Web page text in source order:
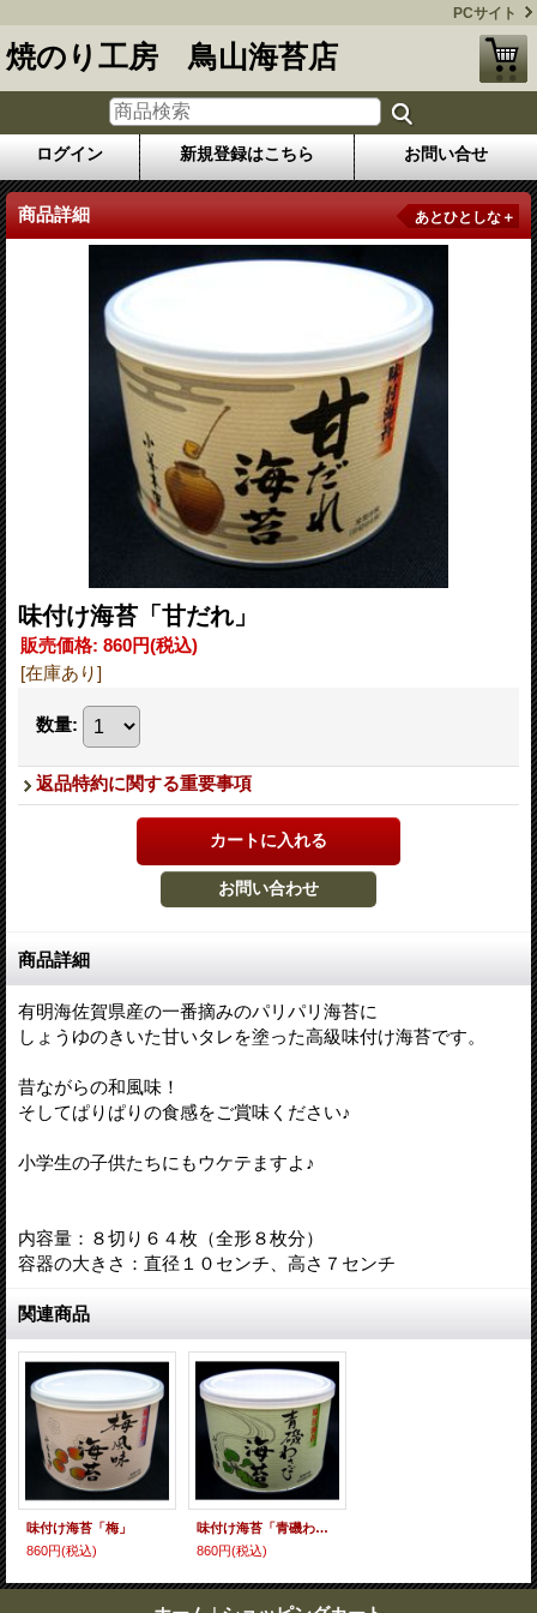
PCサイト
焼のり工房 鳥山海苔店
ログイン 新規登録はこちら お問い合せ
商品詳細 あとひとしな＋
味付け海苔「甘だれ」
販売価格: 860円(税込)
[在庫あり]
数量:
返品特約に関する重要事項
商品詳細
有明海佐賀県産の一番摘みのパリパリ海苔に
しょうゆのきいた甘いタレを塗った高級味付け海苔です。
昔ながらの和風味！
そしてぱりぱりの食感をご賞味ください♪
小学生の子供たちにもウケテますよ♪
内容量：８切り６４枚（全形８枚分）
容器の大きさ：直径１０センチ、高さ７センチ
関連商品
味付け海苔「梅」
860円(税込)
味付け海苔「青磯わさび」
860円(税込)